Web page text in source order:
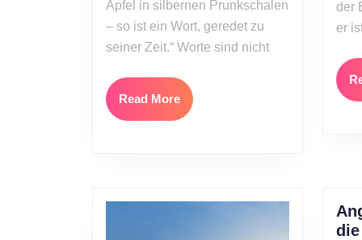
Äpfel in silbernen Prunkschalen
– so ist ein Wort, geredet zu
seiner Zeit.“ Worte sind nicht
Read MoreRead
More
der
er